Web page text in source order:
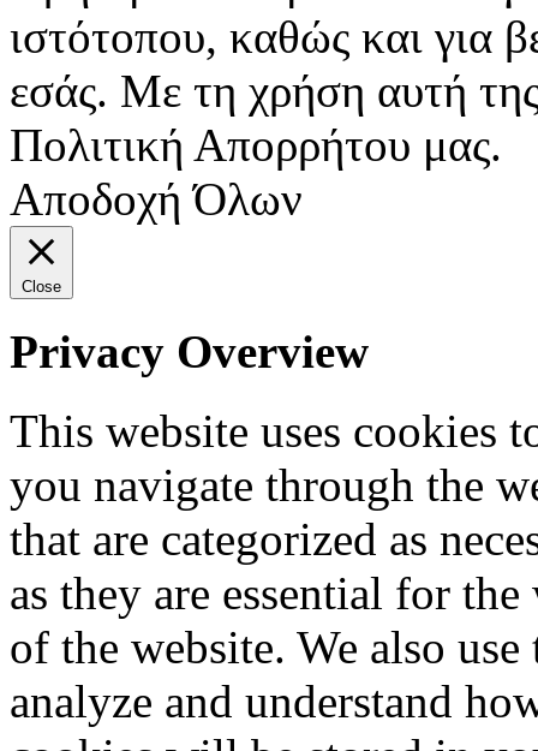
ιστότοπου, καθώς και για
εσάς. Με τη χρήση αυτή
Πολιτική Απορρήτου μας.
Αποδοχή Όλων
Close
Privacy Overview
This website uses cookies
you navigate through the
that are categorized as
as they are essential for
of the website. We also
analyze and understand